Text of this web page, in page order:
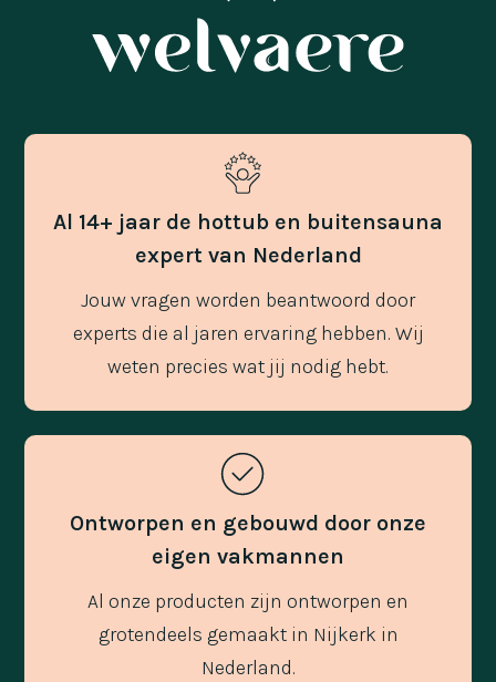
Al 14+ jaar de hottub en buitensauna
expert van Nederland
Jouw vragen worden beantwoord door
experts die al jaren ervaring hebben. Wij
weten precies wat jij nodig hebt.
Ontworpen en gebouwd door onze
eigen vakmannen
Al onze producten zijn ontworpen en
grotendeels gemaakt in Nijkerk in
Nederland.